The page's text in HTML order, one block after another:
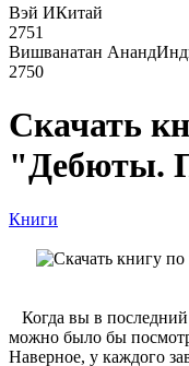
Вэй ИКитай
2751
Вишванатан Ананд
2750
Скачать
"Дебюты.
Книги
Когда вы в последний
можно было бы
Наверное, у каждого